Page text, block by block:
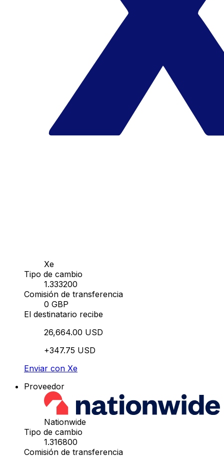
Xe
Tipo de cambio
1.333200
Comisión de transferencia
0 GBP
El destinatario recibe
26,664.00 USD
+347.75 USD
Enviar con Xe
Proveedor
Nationwide
Tipo de cambio
1.316800
Comisión de transferencia